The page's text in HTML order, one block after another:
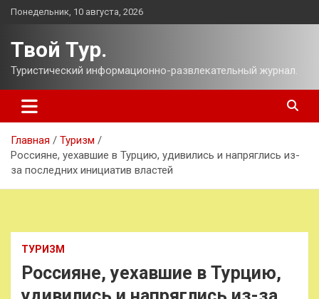
Перейти
Понедельник, 10 августа, 2026
Твой Тур.
Туристический информационно-развлекательный журнал.
Главная
Туризм
Россияне, уехавшие в Турцию, удивились и напряглись из-
за последних инициатив властей
ТУРИЗМ
Россияне, уехавшие в Турцию,